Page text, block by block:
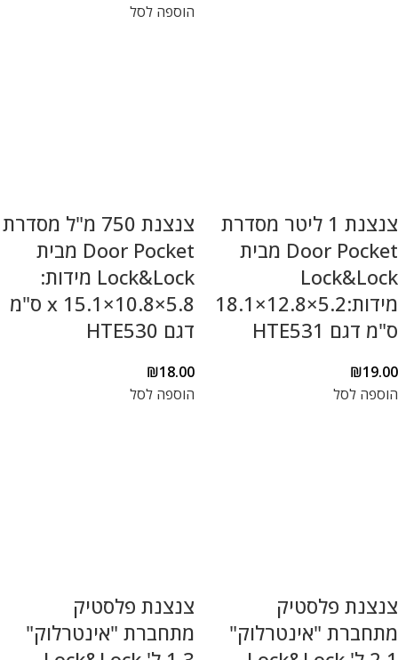
הוספה לסל
צנצנת 1 ליטר מסדרת
Door Pocket מבית
Lock&Lock
מידות:5.2×12.8×18.1
ס"מ דגם HTE531
₪19.00
הוספה לסל
צנצנת 750 מ"ל מסדרת
Door Pocket מבית
Lock&Lock מידות:
5.8×10.8×15.1 x ס"מ
דגם HTE530
₪18.00
הוספה לסל
צנצנת פלסטיק
מתחברת "אינטרלוק"
צנצנת פלסטיק
מתחברת "אינטרלוק"